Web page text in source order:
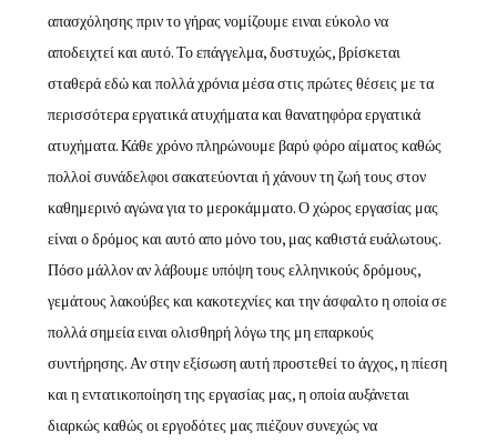
απασχόλησης πριν το γήρας νομίζουμε ειναι εύκολο να
αποδειχτεί και αυτό. Το επάγγελμα, δυστυχώς, βρίσκεται
σταθερά εδώ και πολλά χρόνια μέσα στις πρώτες θέσεις με τα
περισσότερα εργατικά ατυχήματα και θανατηφόρα εργατικά
ατυχήματα. Κάθε χρόνο πληρώνουμε βαρύ φόρο αίματος καθώς
πολλοί συνάδελφοι σακατεύονται ή χάνουν τη ζωή τους στον
καθημερινό αγώνα για το μεροκάμματο. Ο χώρος εργασίας μας
είναι ο δρόμος και αυτό απο μόνο του, μας καθιστά ευάλωτους.
Πόσο μάλλον αν λάβουμε υπόψη τους ελληνικούς δρόμους,
γεμάτους λακούβες και κακοτεχνίες και την άσφαλτο η οποία σε
πολλά σημεία ειναι ολισθηρή λόγω της μη επαρκούς
συντήρησης. Αν στην εξίσωση αυτή προστεθεί το άγχος, η πίεση
και η εντατικοποίηση της εργασίας μας, η οποία αυξάνεται
διαρκώς καθώς οι εργοδότες μας πιέζουν συνεχώς να